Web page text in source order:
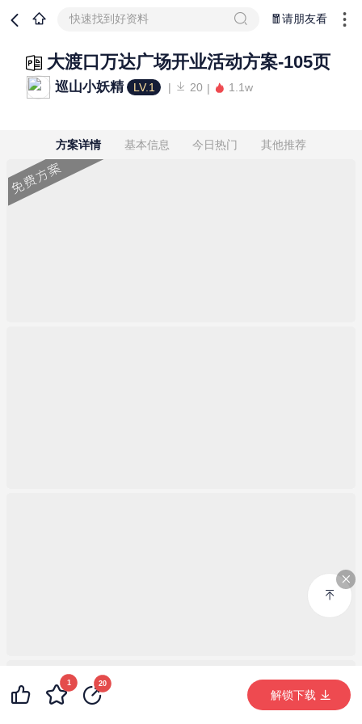
快速找到好资料 🧧请朋友看
大渡口万达广场开业活动方案-105页
巡山小妖精 LV.1 20 1.1w
方案详情 基本信息 今日热门 其他推荐
99+ 99+
解锁下载 (8319次)
1 20
解锁下载